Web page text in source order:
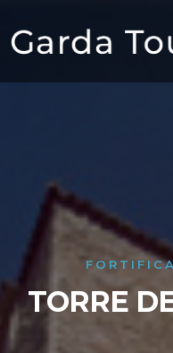
TORRE